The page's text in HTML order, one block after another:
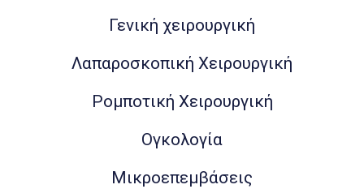
Γενική χειρουργική
Λαπαροσκοπική Χειρουργική
Ρομποτική Χειρουργική
Ογκολογία
Μικροεπεμβάσεις